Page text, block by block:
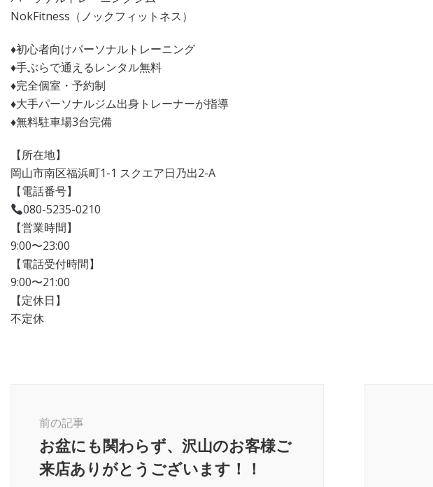
NokFitness（ノックフィットネス）
♦︎初心者向けパーソナルトレーニング
♦︎手ぶらで通えるレンタル無料
♦︎完全個室・予約制
♦︎大手パーソナルジム出身トレーナーが指導
♦︎無料駐車場3台完備
【所在地】
岡山市南区福浜町1-1 スクエア日乃出2-A
【電話番号】
080-5235-0210
【営業時間】
9:00〜23:00
【電話受付時間】
9:00〜21:00
【定休日】
不定休
前の記事
お盆にも関わらず、沢山のお客様ご
来店ありがとうございます！！